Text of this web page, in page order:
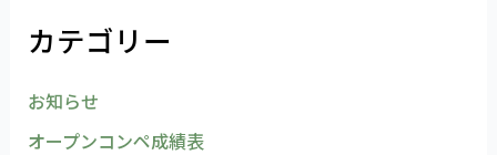
カテゴリー
お知らせ
オープンコンペ成績表